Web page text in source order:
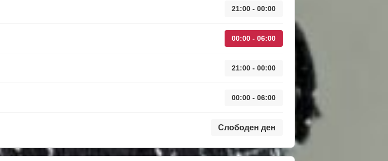
21:00 - 00:00
00:00 - 06:00
21:00 - 00:00
00:00 - 06:00
Слободен ден